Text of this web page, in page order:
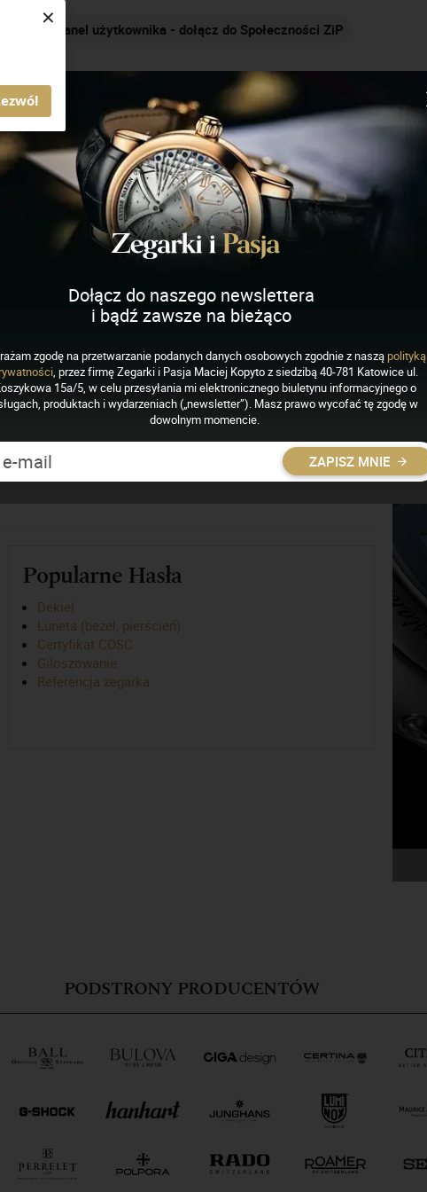
× Panel użytkownika - dołącz do Społeczności ZiP
ZEGARKI I PASJA
L M
zagłębień w materiale, wybijania i oznaczania. Potocznie,
znak warsztatu. Może zawierać także datę, znak miasta czy
Popularne Hasła
Dekiel
Luneta (bezel, pierścień)
Certyfikat COSC
Giloszowanie
Referencja zegarka
PODSTRONY PRODUCENTÓW
Dołącz do naszego newslettera
i bądź zawsze na bieżąco
zgodę na przetwarzanie podanych danych osobowych zgodnie z naszą polityką
, przez firmę Zegarki i Pasja Maciej Kopyto z siedzibą 40-781 Katowice ul.
15a/5, w celu przesyłania mi elektronicznego biuletynu informacyjnego o
produktach i wydarzeniach („newsletter”). Masz prawo wycofać tę zgodę w
dowolnym momencie.
ZAPISZ MNIE